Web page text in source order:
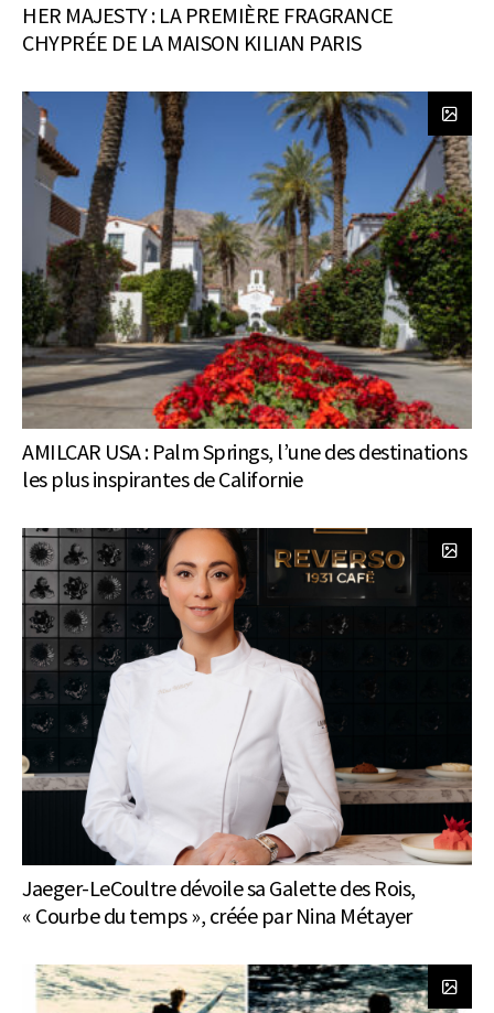
HER MAJESTY : LA PREMIÈRE FRAGRANCE
CHYPRÉE DE LA MAISON KILIAN PARIS
AMILCAR USA : Palm Springs, l’une des destinations
les plus inspirantes de Californie
Jaeger-LeCoultre dévoile sa Galette des Rois,
« Courbe du temps », créée par Nina Métayer